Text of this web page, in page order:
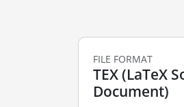
FILE FORMAT
TEX (LaTeX
Document)